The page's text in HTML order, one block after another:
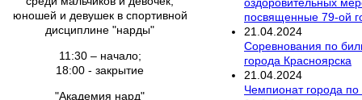
юношей и девушек в спортивной
дисциплине "нарды"
11:30 – начало;
18:00 - закрытие
"Академия нард"
посвященные 79-ой
21 04 2024
Соревнования по
города Красноярска
21 04 2024
Чемпионат города